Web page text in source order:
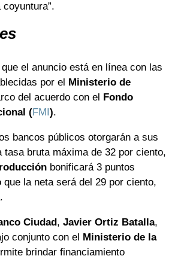
el anuncio está en línea con las
por el
Ministerio de
del acuerdo con el
Fondo
(FMI ).
bancos públicos otorgarán a sus
tasa bruta máxima de 32 por ciento,
bonificará 3 puntos
que la neta será del 29 por ciento,
Ciudad , Javier Ortiz Batalla,
conjunto con el
Ministerio de la
brindar financiamiento